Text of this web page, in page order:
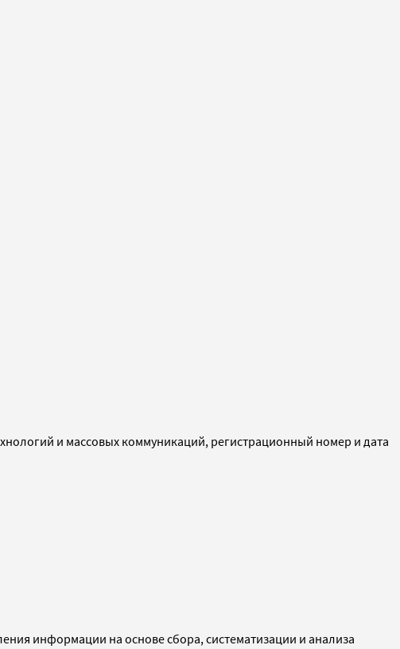
и массовых коммуникаций, регистрационный номер и дата
информации на основе сбора, систематизации и анализа